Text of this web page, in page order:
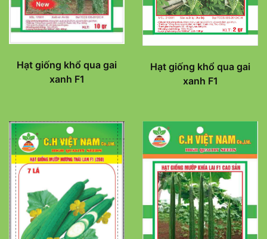
Hạt giống khổ qua gai
xanh F1
Hạt giống khổ qua gai
xanh F1